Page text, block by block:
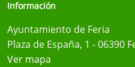
Información
Ayuntamiento de Feria
Plaza de España, 1 - 06390
Ver mapa